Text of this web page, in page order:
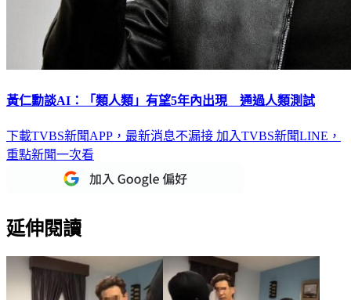
黃仁勳談AI：「類人類」有望5年內出現 通過人類測試
下載TVBS新聞APP，最新消息不漏接 加入TVBS新聞LINE，
重點新聞一次看
延伸閱讀